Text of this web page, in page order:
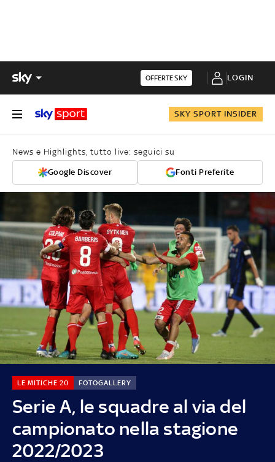
OFFERTE SKY LOGIN
SKY SPORT INSIDER
News e Highlights, tutto live: seguici su
Google Discover Fonti Preferite
Serie A, le squadre al via del
campionato nella stagione
2022/2023
LE MITICHE 20 FOTOGALLERY